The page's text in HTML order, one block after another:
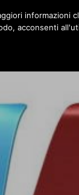
SIAMO
informazioni
acconsenti